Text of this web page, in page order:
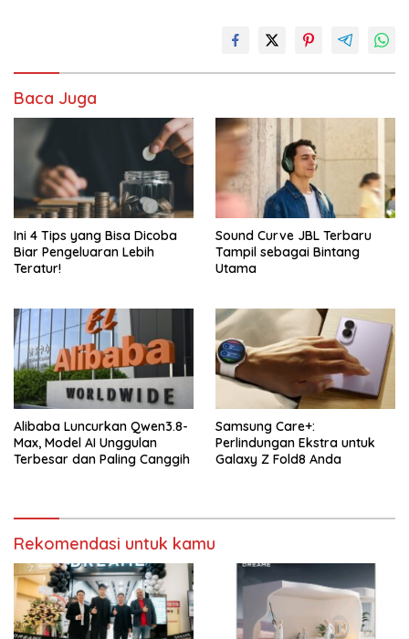
Baca Juga
Ini 4 Tips yang Bisa Dicoba
Biar Pengeluaran Lebih
Teratur!
Sound Curve JBL Terbaru
Tampil sebagai Bintang
Utama
Alibaba Luncurkan Qwen3.8-
Max, Model AI Unggulan
Terbesar dan Paling Canggih
Samsung Care+:
Perlindungan Ekstra untuk
Galaxy Z Fold8 Anda
Rekomendasi untuk kamu